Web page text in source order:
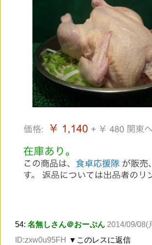
54: 名無しさん＠おーぷん 2014/09/08(
ID:zxw0u95FH
▼このレスに返信